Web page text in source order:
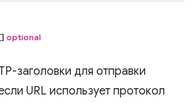
optional
заголовки для отправки
URL использует протокол